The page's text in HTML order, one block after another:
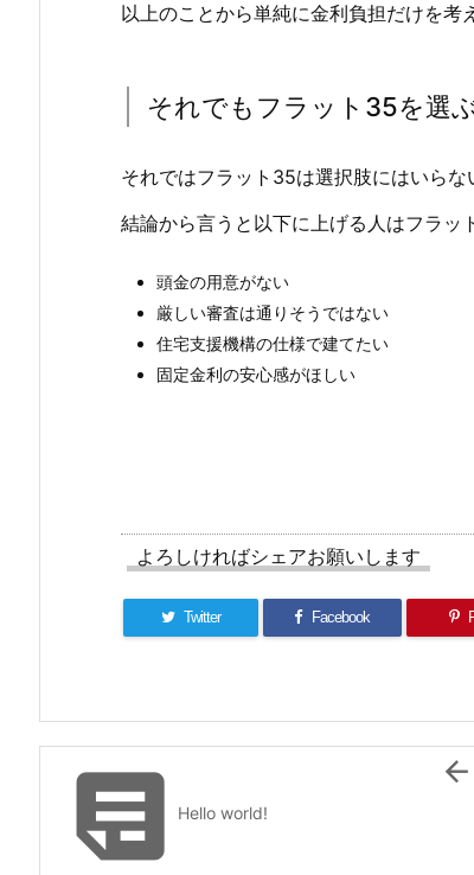
以上のことから単純に金利負担だけを考
それでもフラット35を選
それではフラット35は選択肢にはいらな
結論から言うと以下に上げる人はフラッ
頭金の用意がない
厳しい審査は通りそうではない
住宅支援機構の仕様で建てたい
固定金利の安心感がほしい
よろしければシェアお願いします
Twitter Facebook
Hello world!
